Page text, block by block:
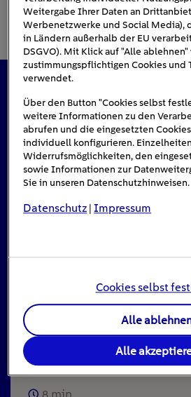
Das könnte Sie auch
#Solarenergie
Einspeisevergütung für
Anlagen
8 min
Weitergabe Ihrer Daten an
Werbenetzwerke und Social Media),
in Ländern außerhalb der EU
DSGVO). Mit Klick auf "Alle
zustimmungspflichtigen Cookies und
verwendet.
Über den Button "Cookies selbst
weitere Informationen zu den
abrufen und die eingesetzten
individuell konfigurieren.
Widerrufsmöglichkeiten, den
sowie Informationen zur
Sie in unseren Datenschutzhinweisen.
Datenschutz |Impressum
Cookies selbst
Alle
Alle